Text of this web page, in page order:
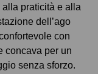
praticità e alla
dell’ago
con
concava per un
senza sforzo.